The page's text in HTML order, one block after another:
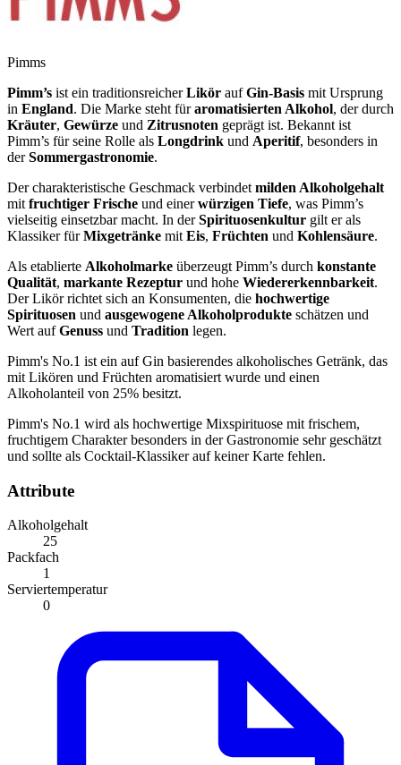
Pimms
Pimm’s ist ein traditionsreicherLikör aufGin-Basis mit Ursprung
in England. Die Marke steht füraromatisierten Alkohol, der durch
Kräuter, Gewürze und Zitrusnoten geprägt ist. Bekannt ist
Pimm’s für seine Rolle als Longdrink und Aperitif, besonders in
derSommergastronomie.
Der charakteristische Geschmack verbindet milden Alkoholgehalt
mit fruchtiger Frische und einerwürzigen Tiefe, was Pimm’s
vielseitig einsetzbar macht. In derSpirituosenkultur gilt er als
Klassiker fürMixgetränke mit Eis, Früchten und Kohlensäure.
Als etablierte Alkoholmarke überzeugt Pimm’s durch konstante
Qualität, markante Rezeptur und hohe Wiedererkennbarkeit.
Der Likör richtet sich an Konsumenten, die hochwertige
Spirituosen und ausgewogene Alkoholprodukte schätzen und
Wert aufGenuss und Tradition legen.
Pimm's No.1 ist ein auf Gin basierendes alkoholisches Getränk, das
mit Likören und Früchten aromatisiert wurde und einen
Alkoholanteil von 25% besitzt.
Pimm's No.1 wird als hochwertige Mixspirituose mit frischem,
fruchtigem Charakter besonders in der Gastronomie sehr geschätzt
und sollte als Cocktail-Klassiker auf keiner Karte fehlen.
Attribute
Alkoholgehalt
25
Packfach
1
Serviertemperatur
0